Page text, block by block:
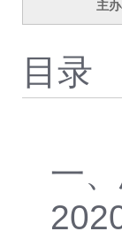
主
目录
一